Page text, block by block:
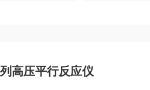
高压平行反应仪